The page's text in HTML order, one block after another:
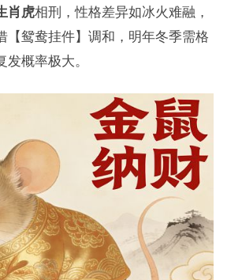
肖虎相刑，性格差异如冰火难融，
【鸳鸯挂件】调和，明年冬季需格
概率极大。